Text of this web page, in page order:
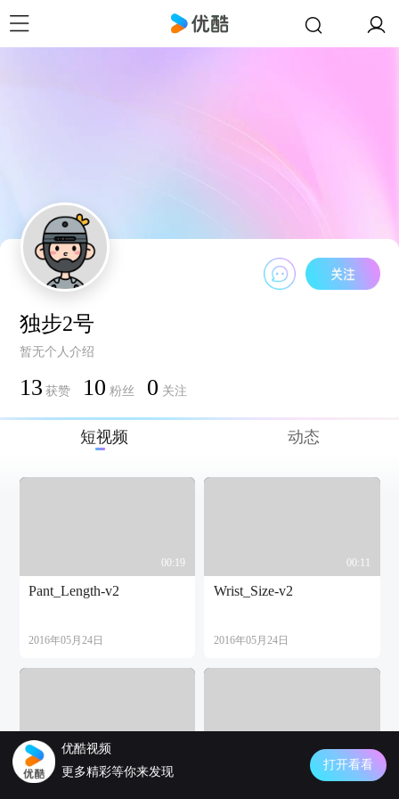
独步2号
暂无个人介绍
13 获赞 10 粉丝 0 关注
短视频 动态
00:19
Pant_Length-v2
2016年05月24日
00:11
Wrist_Size-v2
2016年05月24日
Waist_Size-v2
00:11
优酷视频
更多精彩等你来发现
打开看看